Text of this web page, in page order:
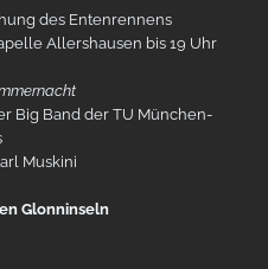
des Entenrennens
Allershausen bis 19 Uhr
Big Band der TU München-
Muskini
Glonninseln